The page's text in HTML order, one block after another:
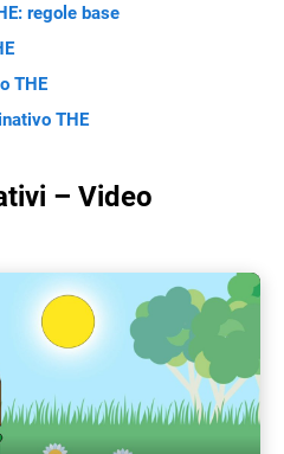
regole base
THE
THE
– Video